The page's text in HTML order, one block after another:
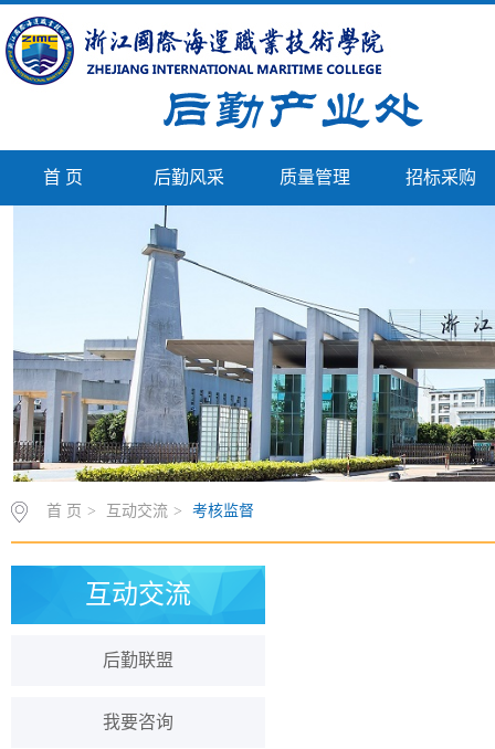
首 页 后勤风采 质量管理 招标采购
首 页 > 互动交流 > 考核监督
互动交流
后勤联盟
我要咨询